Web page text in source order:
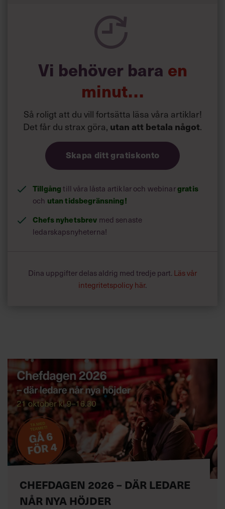
Bland unga i Stockholm är ett sommarjobb på Grönan
»hett«. 10 000 personer söker cirka 1 000 lediga platser.
De flesta sållas bort redan på internet då de ska beskriva
nöjesparken.
Går man vidare väntar »auditions« med rollspel där
situationer typ »Hur gör du när någon vinner högsta
vinsten i Chokladhjulet?«
Vi behöver bara en
minut…
Så roligt att du vill fortsätta läsa våra artiklar!
Det får du strax göra, utan att betala något.
Skapa ditt gratiskonto
Tillgång till våra låsta artiklar och webinargratis
och utan tidsbegränsning!
Chefs nyhetsbrev med senaste
ledarskapsnyheterna!
Dina uppgifter delas aldrig med tredje part. Läs vår
integritetspolicy här.
CHEFDAGEN 2026 – DÄR LEDARE
NÅR NYA HÖJDER